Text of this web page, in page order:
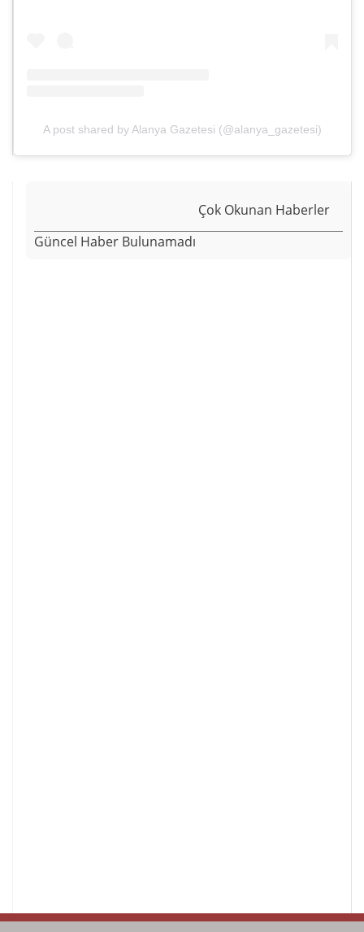
A post shared by Alanya Gazetesi (@alanya_gazetesi)
Çok Okunan Haberler
Güncel Haber Bulunamadı